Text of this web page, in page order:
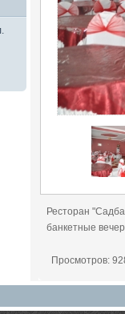
Ресторан
банкетные
Просмотров: